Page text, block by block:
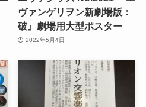
ヴァンゲリヲン新劇場版：
破』劇場用大型ポスター
2022年5月4日